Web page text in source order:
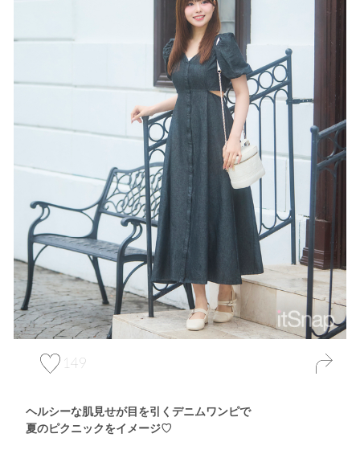
149
ヘルシーな肌見せが目を引くデニムワンピで
夏のピクニックをイメージ♡